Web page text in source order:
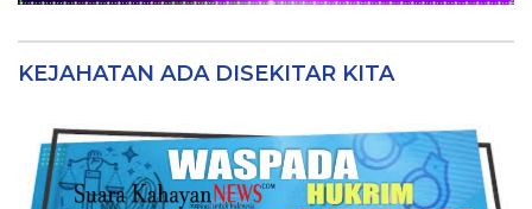
KEJAHATAN ADA DISEKITAR KITA